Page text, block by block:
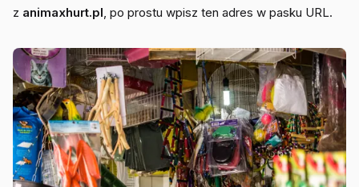
z animaxhurt.pl, po prostu wpisz ten adres w pasku URL.